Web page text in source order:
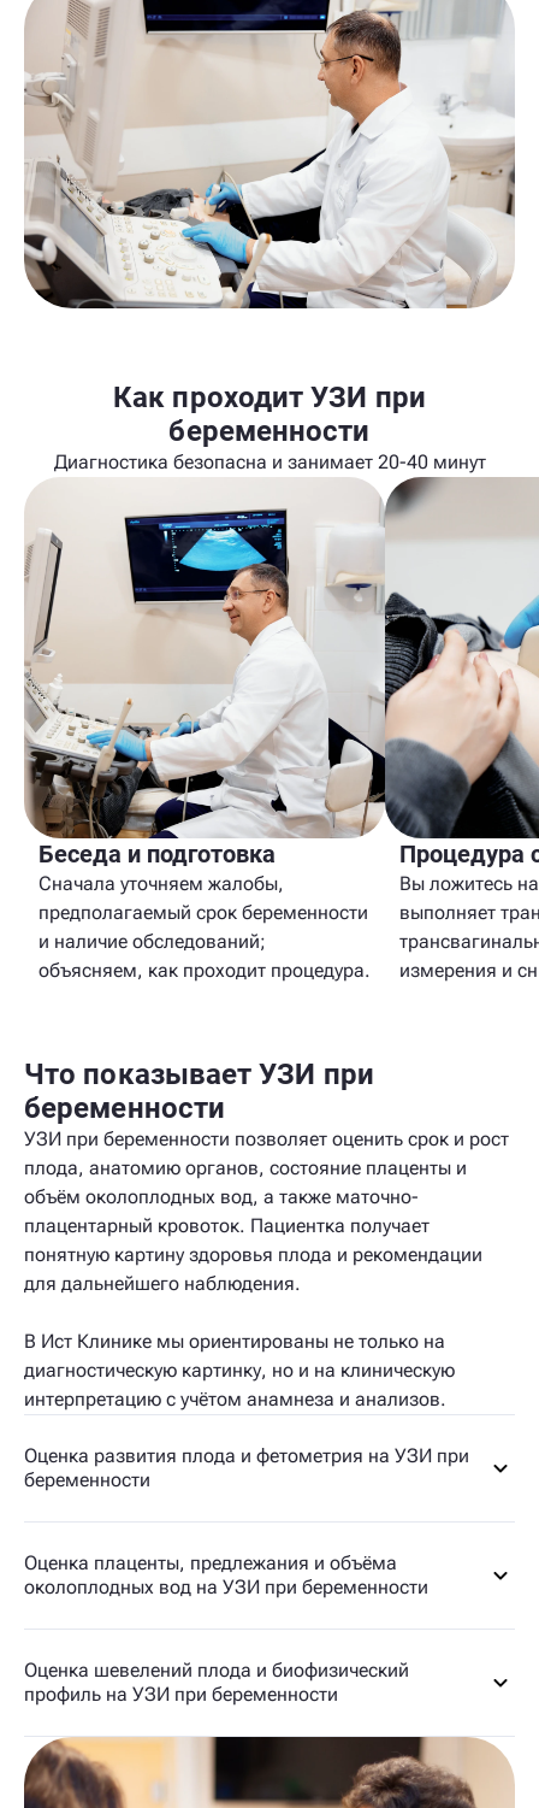
Как проходит УЗИ при
беременности
Диагностика безопасна и занимает 20-40 минут
Беседа и подготовка
Сначала уточняем жалобы,
предполагаемый срок беременности
и наличие обследований;
объясняем, как проходит процедура.
Процедура
Вы ложитесь
выполняет
измерения и
Что показывает УЗИ при
беременности
УЗИ при беременности позволяет оценить срок и рост
плода, анатомию органов, состояние плаценты и
объём околоплодных вод, а также маточно-
плацентарный кровоток. Пациентка получает
понятную картину здоровья плода и рекомендации
для дальнейшего наблюдения.
В Ист Клинике мы ориентированы не только на
диагностическую картинку, но и на клиническую
интерпретацию с учётом анамнеза и анализов.
Оценка развития плода и фетометрия на УЗИ при
беременности
Оценка плаценты, предлежания и объёма
околоплодных вод на УЗИ при беременности
Оценка шевелений плода и биофизический
профиль на УЗИ при беременности